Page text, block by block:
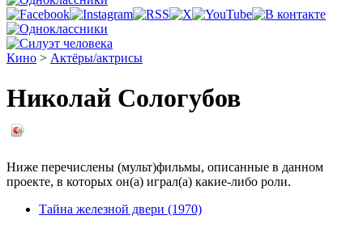
Кино > Актёры/актрисы
Николай Сологубов
Ниже перечислены (мульт)фильмы, описанные в данном
проекте, в которых он(а) играл(а) какие-либо роли.
Тайна железной двери (1970)